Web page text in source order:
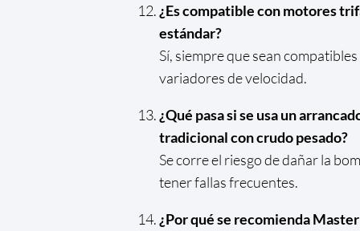
¿Es compatible con motores
estándar?
Sí, siempre que sean
variadores de velocidad.
¿Qué pasa si se usa un
tradicional con crudo pesado?
Se corre el riesgo de dañar la
tener fallas frecuentes.
¿Por qué se recomienda Master